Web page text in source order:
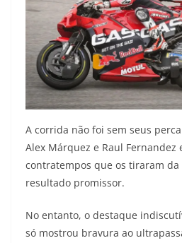
A corrida não foi sem seus
Alex Márquez e Raul
contratempos que os tiraram
resultado promissor.
No entanto, o destaque
só mostrou bravura ao